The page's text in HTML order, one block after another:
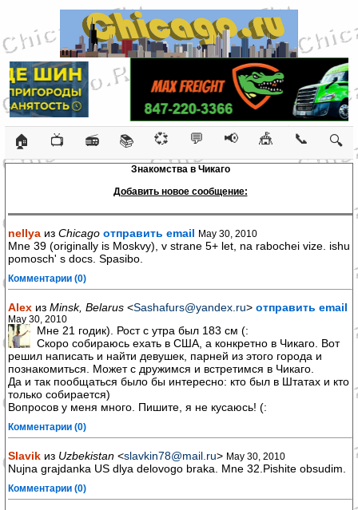
🏠 📺 📻 📚 💞 💬 📢 🎪 📞 🔍
Знакомства в Чикаго
Добавить новое сообщение:
nellya из Chicago отправить email May 30, 2010
Mne 39 (originally is Moskvy), v strane 5+ let, na rabochei vize. ishu
pomosch' s docs. Spasibo.
Комментарии (0)
Alex из Minsk, Belarus <Sashafurs@yandex.ru> отправить email
May 30, 2010
Мне 21 годик). Рост с утра был 183 см (:
Скоро собираюсь ехать в США, а конкретно в Чикаго. Вот
решил написать и найти девушек, парней из этого города и
познакомиться. Может с дружимся и встретимся в Чикаго.
Да и так пообщаться было бы интересно: кто был в Штатах и кто
только собирается)
Вопросов у меня много. Пишите, я не кусаюсь! (:
Комментарии (0)
Slavik из Uzbekistan <slavkin78@mail.ru> May 30, 2010
Nujna grajdanka US dlya delovogo braka. Mne 32.Pishite obsudim.
Комментарии (0)